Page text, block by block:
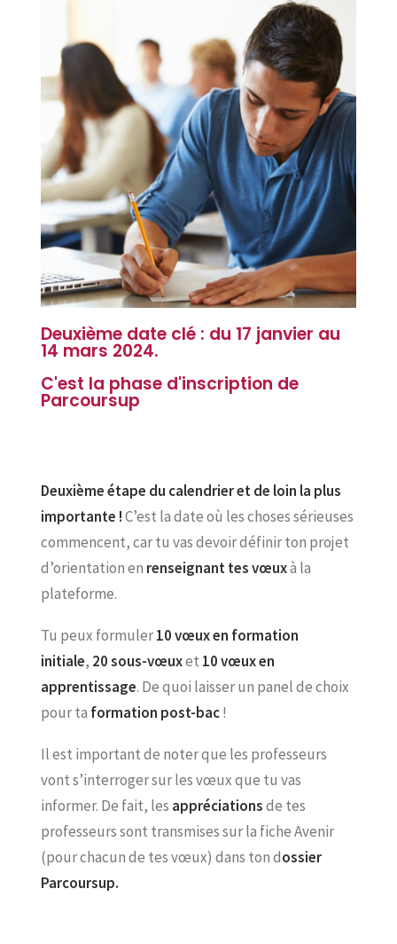
Deuxième date clé : du 17 janvier au
14 mars 2024.
C'est la phase d'inscription de
Parcoursup
Deuxième étape du calendrier et de loin la plus
importante !C’est la date où les choses sérieuses
commencent, car tu vas devoir définir ton projet
d’orientation en renseignanttes vœuxà la
plateforme.
Tu peux formuler10 vœux en formation
initiale, 20 sous-vœuxet 10 vœux en
apprentissage. De quoi laisser un panel de choix
pour ta formation post-bac!
Il est important de noter que les professeurs
vont s’interroger sur les vœux que tu vas
informer. De fait, les appréciationsde tes
professeurs sont transmises sur la fiche Avenir
(pour chacun de tes vœux) dans ton dossier
Parcoursup.